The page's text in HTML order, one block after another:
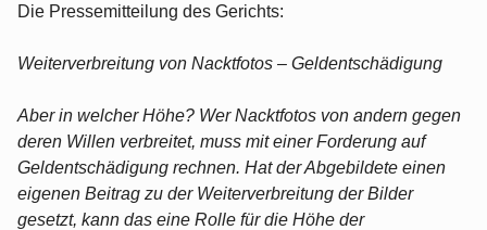
Die Pressemitteilung des Gerichts:
Weiterverbreitung von Nacktfotos – Geldentschädigung
Aber in welcher Höhe? Wer Nacktfotos von andern gegen
deren Willen verbreitet, muss mit einer Forderung auf
Geldentschädigung rechnen. Hat der Abgebildete einen
eigenen Beitrag zu der Weiterverbreitung der Bilder
gesetzt, kann das eine Rolle für die Höhe der